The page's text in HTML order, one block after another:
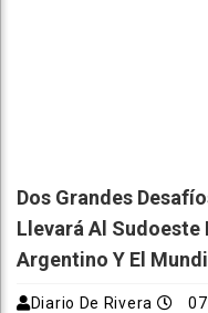
Dos Grandes
Llevará Al Sudoeste
Argentino Y El
Diario De Rivera